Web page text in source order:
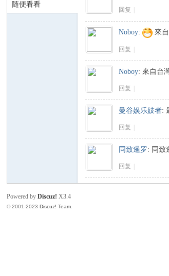
随便看看
回复 |
Noboy: 來
回复 |
Noboy: 來自台
回复 |
曼谷娱乐妓者:
回复
同致暹罗: 同致
回复
Powered byDiscuz! X3.4
© 2001-2023Discuz! Team.